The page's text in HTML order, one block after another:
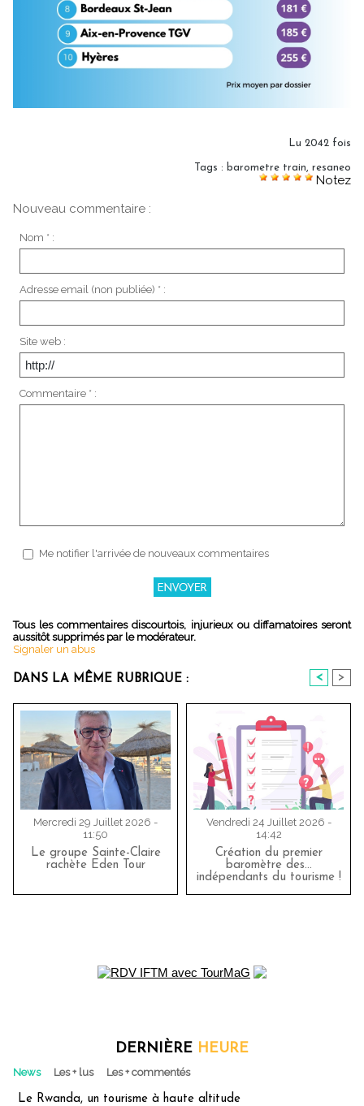
Lu 2042 fois
Tags : barometre train, resaneo
Notez
Nouveau commentaire :
Nom * :
Adresse email (non publiée) * :
Site web :
Commentaire * :
Me notifier l'arrivée de nouveaux commentaires
Tous les commentaires discourtois, injurieux ou diffamatoires seront
aussitôt supprimés par le modérateur.
Signaler un abus
DANS LA MÊME RUBRIQUE : < >
Mercredi 29 Juillet 2026 -
11:50
Le groupe Sainte-Claire
rachète Eden Tour
Vendredi 24 Juillet 2026 -
14:42
Création du premier
baromètre des…
indépendants du tourisme !
DERNIÈRE HEURE
News Les + lus Les + commentés
Le Rwanda, un tourisme à haute altitude